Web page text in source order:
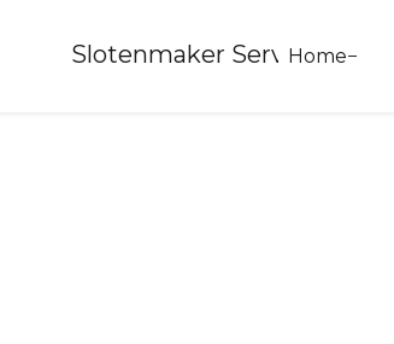
Slotenmaker Service 24
Home